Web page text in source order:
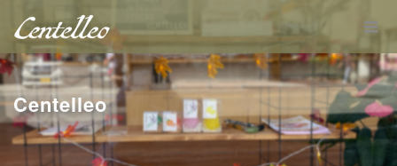
Centelleo